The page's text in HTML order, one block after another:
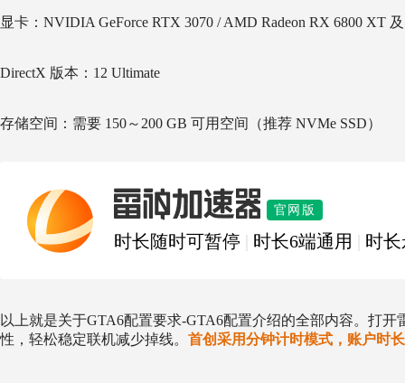
显卡：NVIDIA GeForce RTX 3070 / AMD Radeon RX 6800 XT
DirectX 版本：12 Ultimate
存储空间：需要 150～200 GB 可用空间（推荐 NVMe SSD）
雷神加速器 官网版
时长随时可暂停 时长6端通用 时
以上就是关于GTA6配置要求-GTA6配置介绍的全部内容。打
性，轻松稳定联机减少掉线。 首创采用分钟计时模式，账户时